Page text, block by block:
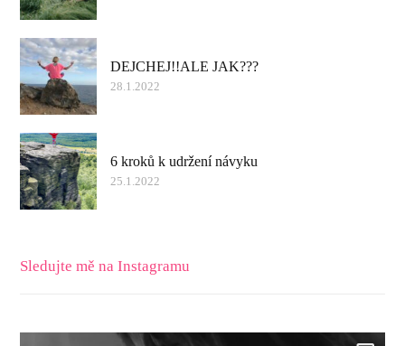
DEJCHEJ!!ALE JAK???
28.1.2022
6 kroků k udržení návyku
25.1.2022
Sledujte mě na Instagramu